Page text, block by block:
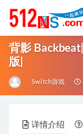
背影
版|
Switch游戏
详情介绍